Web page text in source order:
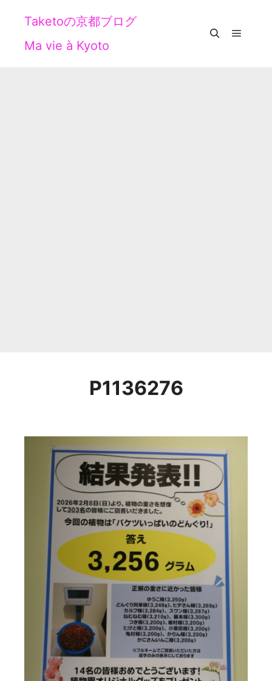
Taketoの京都ブログ
Ma vie à Kyoto
P1136276